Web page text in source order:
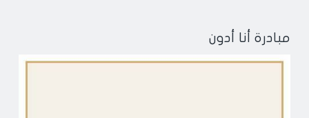
مبادرة أنا أدون